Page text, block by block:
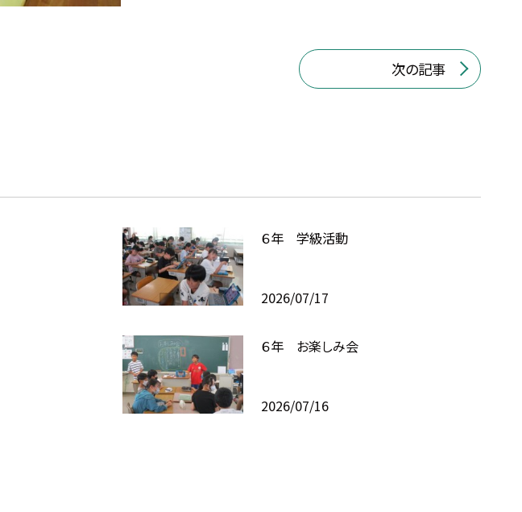
次の記事
６年 学級活動
2026/07/17
６年 お楽しみ会
2026/07/16